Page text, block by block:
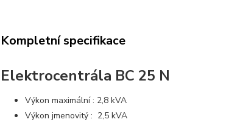
Kompletní specifikace
Elektrocentrála BC 25 N
Výkon maximální : 2,8 kVA
Výkon jmenovitý : 2,5 kVA